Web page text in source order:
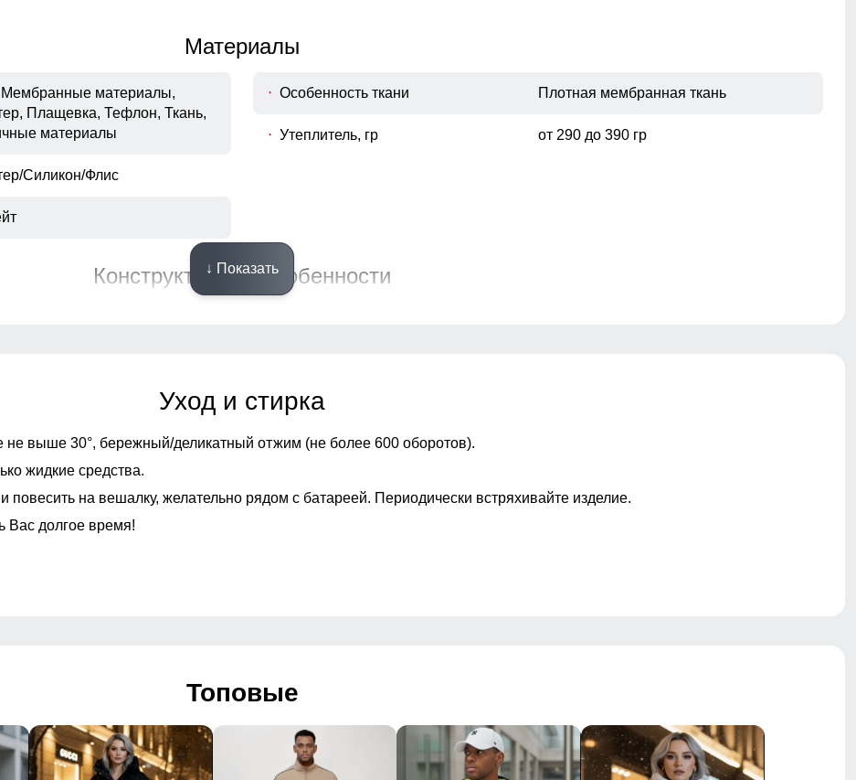
Материалы
Мембранные материалы,
Плащевка, Тефлон, Ткань,
материалы
Силикон/Флис
Особенность ткани Плотная мембранная ткань
Утеплитель, гр от 290 до 390 гр
Конструктивные особенности
гамаши, расширитель
Свободная модель/Утепленная модель
Упаковка и размеры
↓ Показать
Уход и стирка
не выше 30°, бережный/деликатный отжим (не более 600 оборотов).
жидкие средства.
повесить на вешалку, желательно рядом с батареей. Периодически встряхивайте изделие.
Вас долгое время!
Топовые